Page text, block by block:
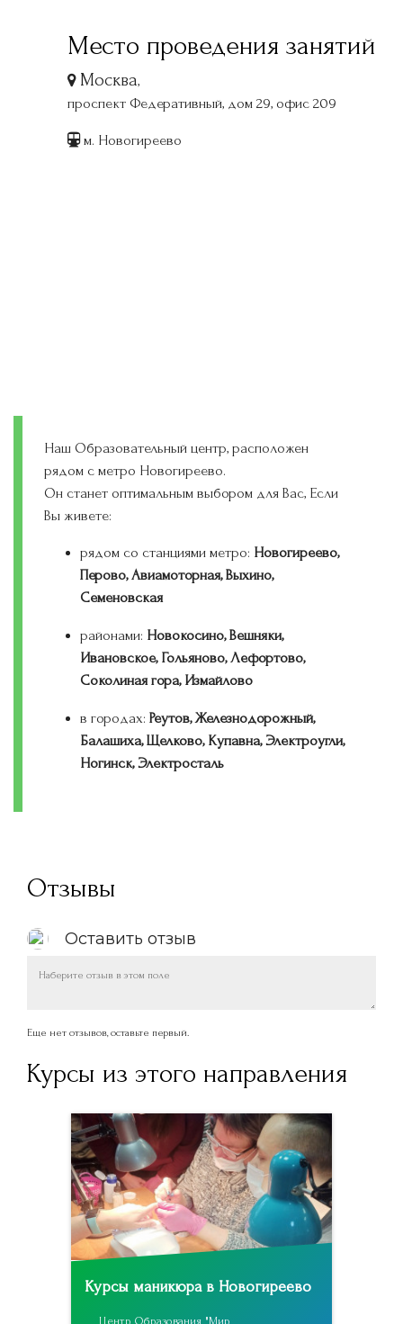
Место проведения занятий
Москва,
проспект Федеративный, дом 29, офис 209
м. Новогиреево
Наш Образовательный центр, расположен
рядом с метро Новогиреево.
Он станет оптимальным выбором для Вас, Если
Вы живете:
рядом со станциями метро: Новогиреево,
Перово, Авиамоторная, Выхино,
Семеновская
районами: Новокосино, Вешняки,
Ивановское, Гольяново, Лефортово,
Соколиная гора, Измайлово
в городах: Реутов, Железнодорожный,
Балашиха, Щелково, Купавна, Электроугли,
Ногинск, Электросталь
Отзывы
Оставить отзыв
Еще нет отзывов, оставьте первый.
Курсы из этого направления
Курсы маникюра в Новогиреево
Центр Образования "Мир